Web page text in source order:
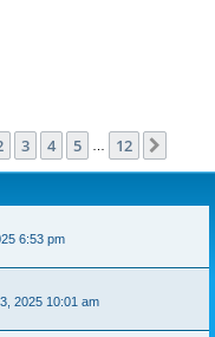
z 12
3 4 5 12
6:53 pm
2025 10:01 am